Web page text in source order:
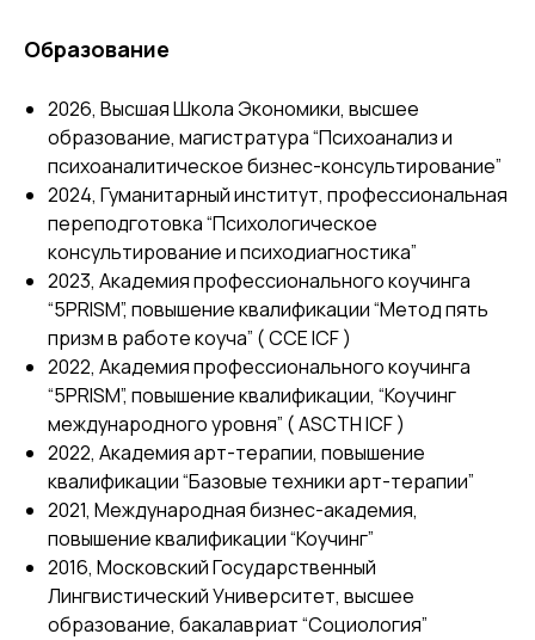
Образование
2026, Высшая Школа Экономики, высшее
образование, магистратура “Психоанализ и
психоаналитическое бизнес-консультирование”
2024, Гуманитарный институт, профессиональная
переподготовка “Психологическое
консультирование и психодиагностика”
2023, Академия профессионального коучинга
“5PRISM”, повышение квалификации “Метод пять
призм в работе коуча” ( CCE ICF )
2022, Академия профессионального коучинга
“5PRISM”, повышение квалификации, “Коучинг
международного уровня” ( ASCTH ICF )
2022, Академия арт-терапии, повышение
квалификации “Базовые техники арт-терапии”
2021, Международная бизнес-академия,
повышение квалификации “Коучинг”
2016, Московский Государственный
Лингвистический Университет, высшее
образование, бакалавриат “Социология”